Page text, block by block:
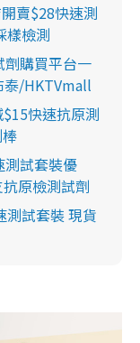
賣$28快速測
樣檢測
劑購買平台一
泰/HKTVmall
$15快速抗原測
測試套裝優
原檢測試劑
測試套裝 現貨